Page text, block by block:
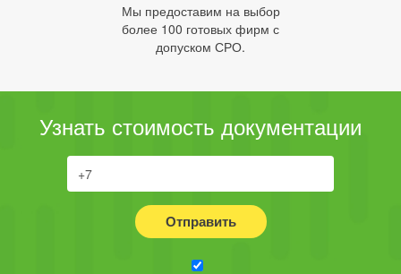
Мы предоставим на выбор
более 100 готовых фирм с
допуском СРО.
Узнать стоимость документации
Отправить